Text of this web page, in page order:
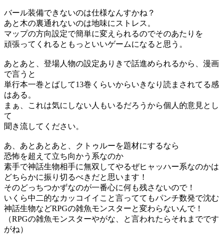
バール装備できないのは仕様なんすかね？
あと木の裏通れないのは地味にストレス。
マップの方向設定で簡単に変えられるのでそのあたりを
頑張ってくれるともっといいゲームになると思う。
あとあと、登場人物の設定ありきで話進められるから、漫画
で言うと
単行本一巻とばして13巻くらいからいきなり読まされてる感
はある。
まぁ、これは気にしない人もいるだろうから個人的意見とし
て
聞き流してください。
あ、あとあとあと、クトゥルーを題材にするなら
恐怖を超えて立ち向かう系なのか
素手で神話生物相手に無双してやるぜヒャッハー系なのかは
どちらかに振り切るべきだと思います！
そのどっちつかずなのが一番心に何も残さないので！
いくら中二的なカッコイイこと言っててもパンチ数発で沈む
神話生物などRPGの雑魚モンスターと変わらないんで！
（RPGの雑魚モンスターやがな、と言われたらそれまでです
がね）